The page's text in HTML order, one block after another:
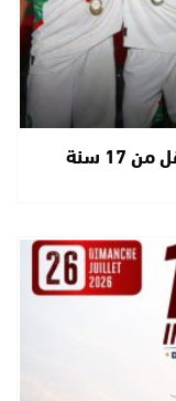
بحضور” إلا خديجة” لبؤات الأطلس لأقل من 17 سنة